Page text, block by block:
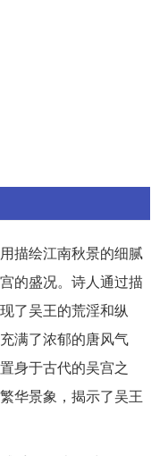
描绘江南秋景的细腻
的盛况。诗人通过描
了吴王的荒淫和纵
满了浓郁的唐风气
身于古代的吴宫之
华景象，揭示了吴王